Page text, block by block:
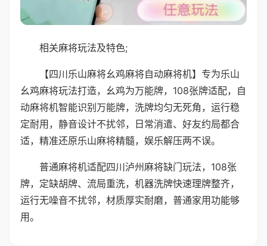
相关麻将玩法及特色;
【四川乐山麻将幺鸡麻将自动麻将机】专为乐山
幺鸡麻将玩法打造，幺鸡为万能牌，108张牌适配，自
动麻将机智能识别万能牌，洗牌均匀无死角，运行稳
定耐用，静音设计不扰邻，日常消遣、好友约局都合
适，精准还原乐山麻将精髓，娱乐解压两不误。
普通麻将机适配四川泸州麻将缺门玩法，108张
牌，定缺胡牌、流局重洗，机器洗牌快速理牌整齐，
运行无噪音不扰邻，材质厚实耐磨，普通家用功能够
用。